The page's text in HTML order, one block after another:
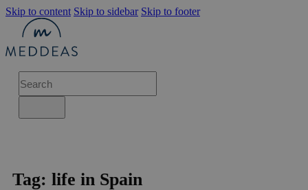
Skip to content Skip to sidebar Skip to footer
Tag: life in Spain